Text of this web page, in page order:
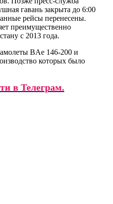
гавань закрыта до 6:00
рейсы перенесены.
преимущественно
с 2013 года.
BAe 146-200 и
которых было
в Телеграм.